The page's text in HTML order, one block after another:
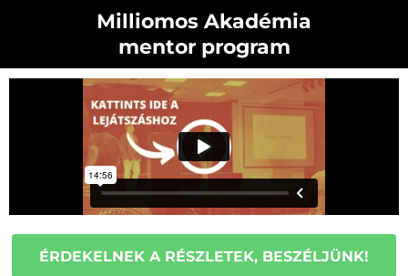
Milliomos Akadémia
mentor program
ÉRDEKELNEK A RÉSZLETEK, BESZÉLJÜNK!